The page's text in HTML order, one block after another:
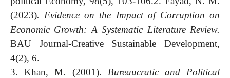
(2023). Evidence on the Impact of Corruption on
Economic Growth: A Systematic Literature Review.
BAU Journal-Creative Sustainable Development,
4(2), 6.
3. Khan, M. (2001). Bureaucratic and Political